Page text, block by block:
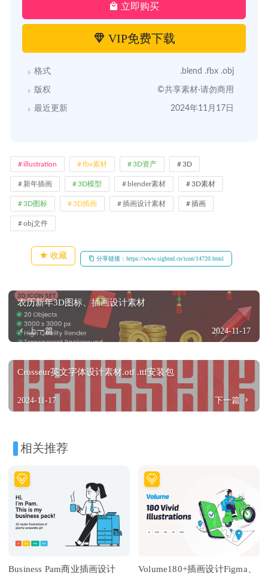
立即购买
VIP免费下载
格式 .blend .fbx .obj
版权 ©共享素材·请勿商用
最近更新 2024年11月17日
illustration fbx素材 3D资产 3D
新年插画 3D模型 blender素材 3D素材
3D图标 3D插画 插画设计素材 插画
obj文件
收藏 分享链接：https://www.sighted.cn/icon/14720.html
农历新年3D图标、插画设计素材
上一篇 2024-11-17
Crosseur英文字体设计素材.otf .ttf安装包
2024-11-17 下一篇
相关推荐
Business Pam商业插画设计
Volume180+插画设计Figma、